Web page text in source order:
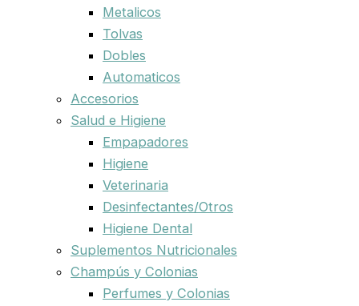
Metalicos
Tolvas
Dobles
Automaticos
Accesorios
Salud e Higiene
Empapadores
Higiene
Veterinaria
Desinfectantes/Otros
Higiene Dental
Suplementos Nutricionales
Champús y Colonias
Perfumes y Colonias